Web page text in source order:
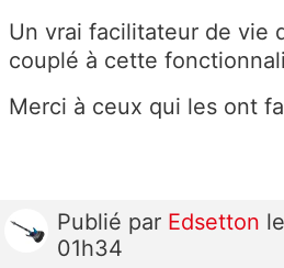
Un vrai facilitateur de vie
couplé à cette
Merci à ceux qui les ont
Publié par Edsetton
01h34